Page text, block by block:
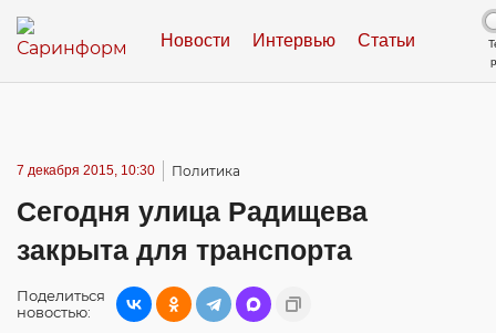
Новости Интервью Статьи
7 декабря 2015, 10:30 Политика
Сегодня улица Радищева
закрыта для транспорта
Поделиться
новостью: